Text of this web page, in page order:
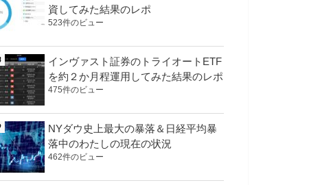
資してみた結果のレポ
523件のビュー
インヴァスト証券のトライオートETF
を約２か月程運用してみた結果のレポ
475件のビュー
NYダウ史上最大の暴落＆日経平均暴
落中のわたしの現在の状況
462件のビュー